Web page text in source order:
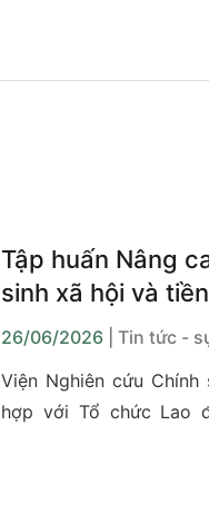
Tập huấn Nâng
sinh xã hội và
26/06/2026
| Tin tức -
Viện Nghiên cứu
hợp với Tổ chức Lao